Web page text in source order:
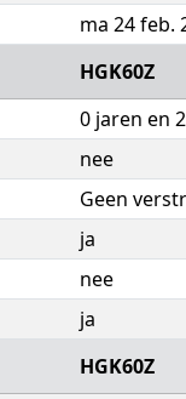
ma 24 feb.
HGK60Z
0 jaren en
nee
Geen
ja
nee
ja
HGK60Z